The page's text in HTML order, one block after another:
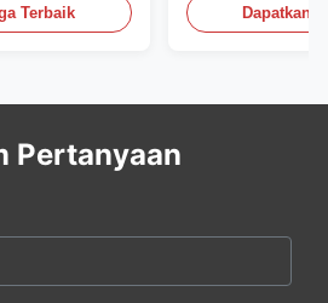
kandang
Terbaik
Sensor Pintu
Dapatkan
Pertanyaan